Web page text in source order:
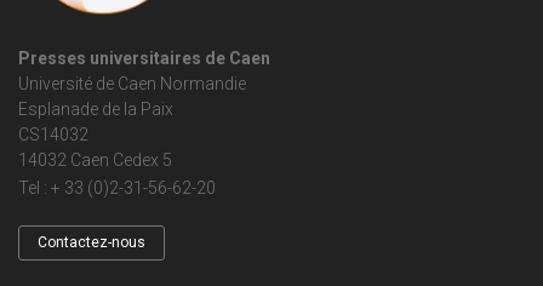
Presses universitaires de Caen
Université de Caen Normandie
Esplanade de la Paix
CS14032
14032 Caen Cedex 5
Tel : + 33 (0)2-31-56-62-20
Contactez-nous